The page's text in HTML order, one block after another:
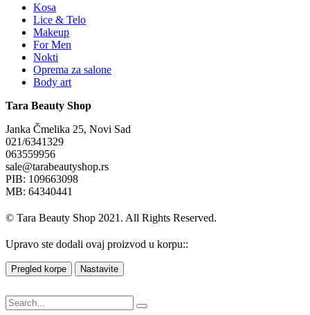
Kosa
Lice & Telo
Makeup
For Men
Nokti
Oprema za salone
Body art
Tara Beauty Shop
Janka Čmelika 25, Novi Sad
021/6341329
063559956
sale@tarabeautyshop.rs
PIB: 109663098
MB: 64340441
© Tara Beauty Shop 2021. All Rights Reserved.
Upravo ste dodali ovaj proizvod u korpu::
Pregled korpe Nastavite